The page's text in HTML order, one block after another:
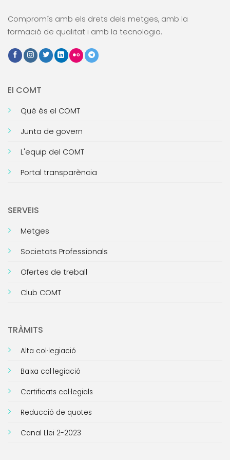
Compromís amb els drets dels metges, amb la
formació de qualitat i amb la tecnologia.
El COMT
Què és el COMT
Junta de govern
L'equip del COMT
Portal transparència
SERVEIS
Metges
Societats Professionals
Ofertes de treball
Club COMT
TRÀMITS
Alta col·legiació
Baixa col·legiació
Certificats col·legials
Reducció de quotes
Canal Llei 2-2023